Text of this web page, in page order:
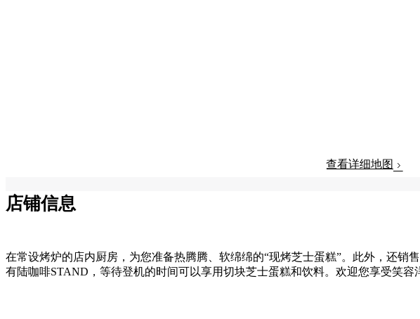
查看详细地图
店铺信息
在常设烤炉的店内厨房，为您准备热腾腾、软绵绵的“现烤芝士蛋糕”。此外，还销
有陆咖啡STAND，等待登机的时间可以享用切块芝士蛋糕和饮料。欢迎您享受笑容